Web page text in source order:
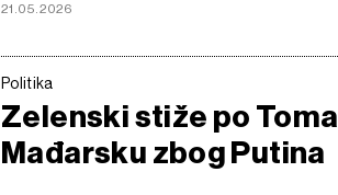
21.05.2026
Politika
Zelenski stiže po
Mađarsku zbog Putina